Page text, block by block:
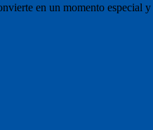
en un momento especial